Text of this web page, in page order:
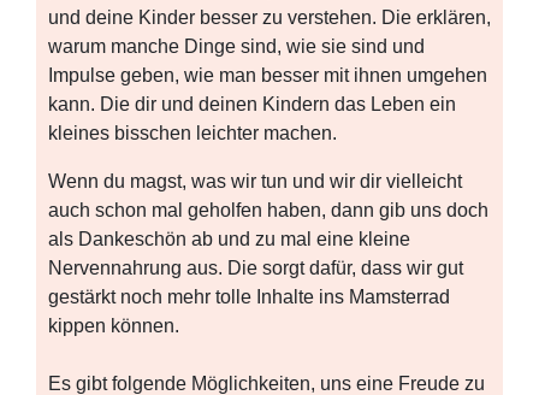
und deine Kinder besser zu verstehen. Die erklären,
warum manche Dinge sind, wie sie sind und
Impulse geben, wie man besser mit ihnen umgehen
kann. Die dir und deinen Kindern das Leben ein
kleines bisschen leichter machen.
Wenn du magst, was wir tun und wir dir vielleicht
auch schon mal geholfen haben, dann gib uns doch
als Dankeschön ab und zu mal eine kleine
Nervennahrung aus. Die sorgt dafür, dass wir gut
gestärkt noch mehr tolle Inhalte ins Mamsterrad
kippen können.
Es gibt folgende Möglichkeiten, uns eine Freude zu